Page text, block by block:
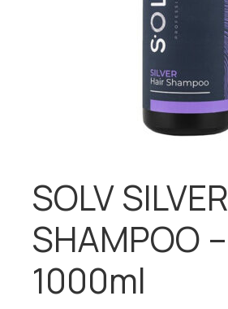
SOLV SILVER
SHAMPOO –
1000ml